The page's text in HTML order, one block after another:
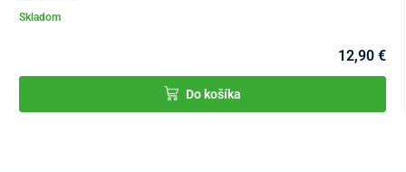
Balenie
5 jednodávkových ampuliek
Skladom
12,90 €
Do košíka